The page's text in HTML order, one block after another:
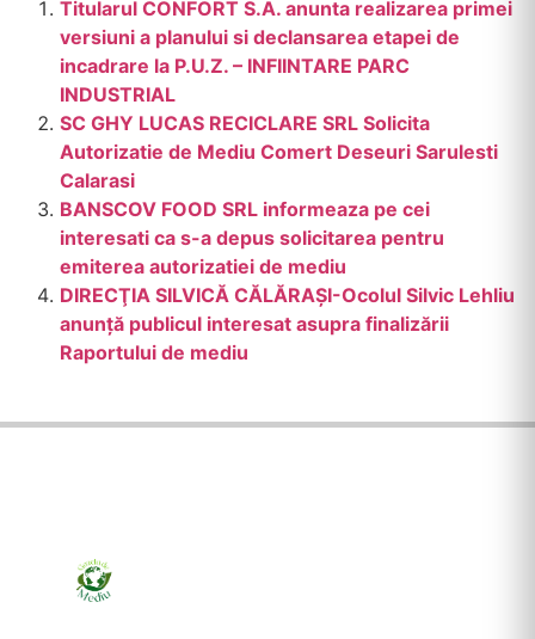
Titularul CONFORT S.A. anunta realizarea primei
versiuni a planului si declansarea etapei de
incadrare la P.U.Z. – INFIINTARE PARC
INDUSTRIAL
SC GHY LUCAS RECICLARE SRL Solicita
Autorizatie de Mediu Comert Deseuri Sarulesti
Calarasi
BANSCOV FOOD SRL informeaza pe cei
interesati ca s-a depus solicitarea pentru
emiterea autorizatiei de mediu
DIRECŢIA SILVICĂ CĂLĂRAŞI-Ocolul Silvic Lehliu
anunță publicul interesat asupra finalizării
Raportului de mediu